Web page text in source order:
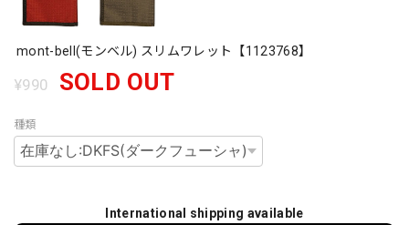
mont-bell(モンベル) スリムワレット【1123768】
¥990 SOLD OUT
種類
International shipping available